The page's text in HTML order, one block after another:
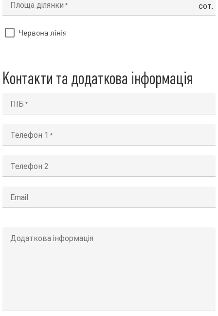
Площа ділянки сот.
Червона лінія
Контакти та додаткова інформація
ПІБ
Телефон 1
Телефон 2
Email
Додаткова інформація